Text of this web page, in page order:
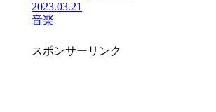
2023.03.21
音楽
スポンサーリンク